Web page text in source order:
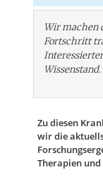
Wir machen
Fortschritt
Wissenstand.
Zu diesen
wir die
Therapien